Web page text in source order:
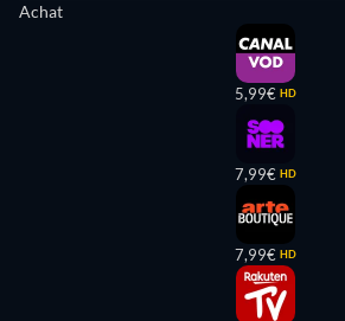
Achat
5,99€ HD
7,99€ HD
7,99€ HD